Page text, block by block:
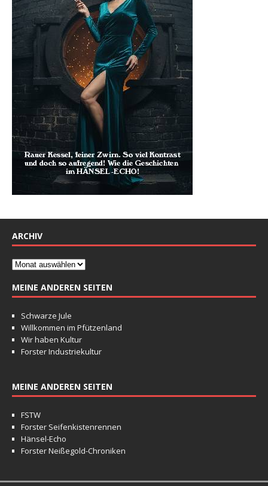
ARCHIV
MEINE ANDEREN SEITEN
Schwarze Jule
Willkommen im Pfützenland
Wir haben Kultur
Forster Industriekultur
MEINE ANDEREN SEITEN
FSTW
Forster Seifenkistenrennen
Hänsel-Echo
Forster Neißegold-Chroniken